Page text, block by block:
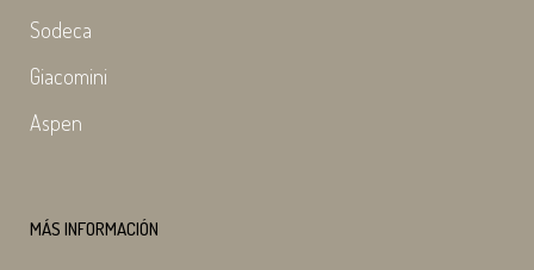
Sodeca
Giacomini
Aspen
MÁS INFORMACIÓN